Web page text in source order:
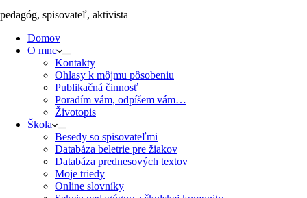
pedagóg, spisovateľ, aktivista
Domov
O mne
Kontakty
Ohlasy k môjmu pôsobeniu
Publikačná činnosť
Poradím vám, odpíšem vám…
Životopis
Škola
Besedy so spisovateľmi
Databáza beletrie pre žiakov
Databáza prednesových textov
Moje triedy
Online slovníky